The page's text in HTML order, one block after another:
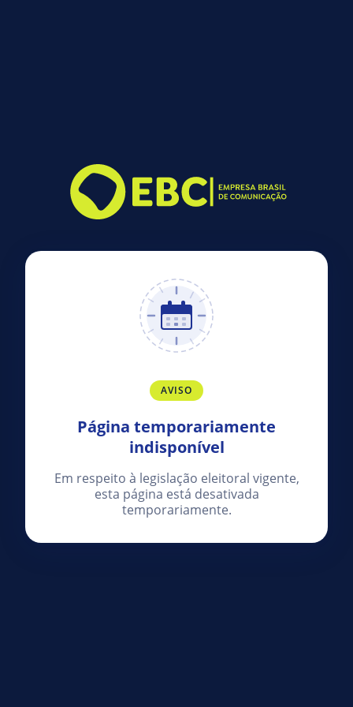
AVISO
Página temporariamente
indisponível
Em respeito à legislação eleitoral vigente,
esta página está desativada
temporariamente.